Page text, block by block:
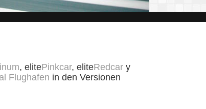
, elitePinkcar, eliteRedcar y
Flughafen in den Versionen